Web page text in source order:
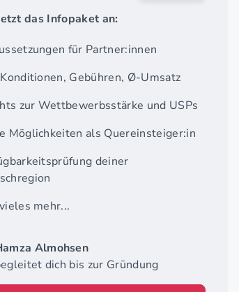
das Infopaket an:
für Partner:innen
Gebühren, Ø-Umsatz
zur Wettbewerbsstärke und USPs
Möglichkeiten als Quereinsteiger:in
deiner
mehr...
Almohsen
dich bis zur Gründung